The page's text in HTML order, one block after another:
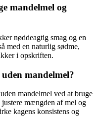
mandelmel og
nøddeagtig smag og en
med en naturlig sødme,
i opskriften.
mandelmel?
mandelmel ved at bruge
mængden af mel og
kagens konsistens og